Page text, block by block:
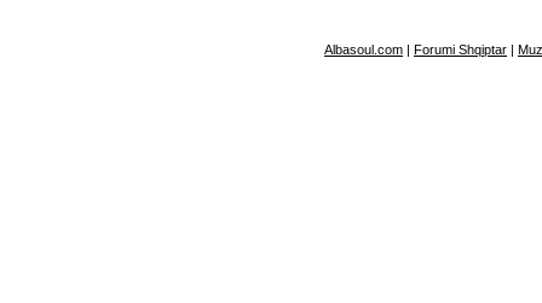
Albasoul.com | Forumi Shqiptar |